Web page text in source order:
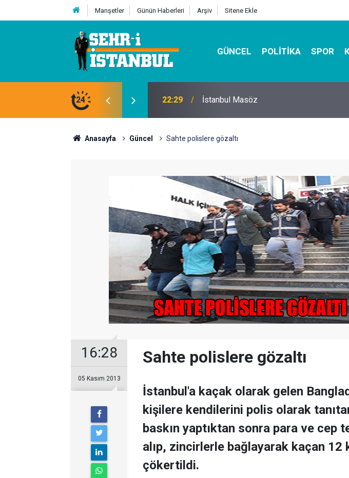
Manşetler Günün Haberleri Arşiv Sitene Ekle
GÜNCEL POLITIKA SPOR
24 07:32 Kutu Sihirbazı ile Estetik, Dayanıklı ve
Anasayfa Güncel Sahte polislere gözaltı
16:28
05 Kasım 2013
Sahte polislere gözaltı
İstanbul'a kaçak olarak gelen
kişilere kendilerini polis olarak
baskın yaptıktan sonra para ve cep
alıp, zincirlerle bağlayarak kaçan 12
çökertildi.